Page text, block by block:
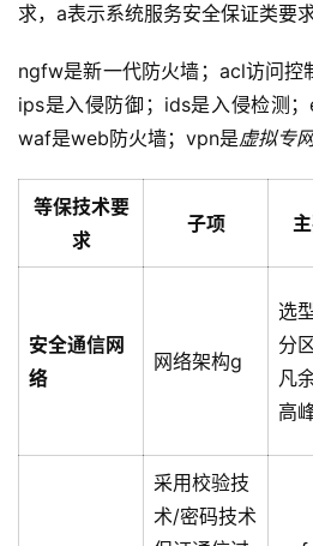
求，a表示系统服务安全保证类要求
ngfw是新一代防火墙；acl访问控
ips是入侵防御；ids是入侵检测；
waf是web防火墙；vpn是虚拟专网
等保技术要
求
子项
安全通信网
络
网络架构g
选
分
凡
高
采用校验技
术/密码技术